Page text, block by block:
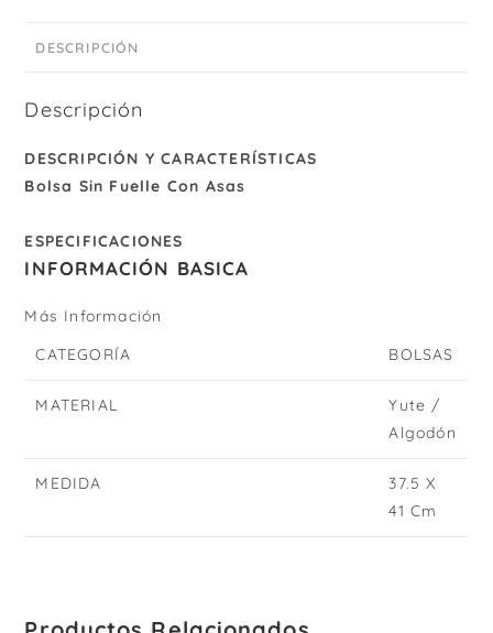
DESCRIPCIÓN
Descripción
DESCRIPCIÓN Y CARACTERÍSTICAS
Bolsa Sin Fuelle Con Asas
ESPECIFICACIONES
INFORMACIÓN BASICA
Más Información
CATEGORÍA
BOLSAS
MATERIAL
Yute /
Algodón
MEDIDA
37.5 X
41 Cm